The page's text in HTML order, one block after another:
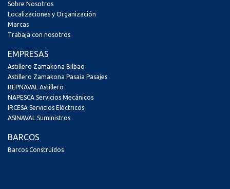
Sobre Nosotros
Localizaciones y Organización
Marcas
Trabaja con nosotros
EMPRESAS
Astillero Zamakona Bilbao
Astillero Zamakona Pasaia Pasajes
REPNAVAL Astillero
NAPESCA Servicios Mecánicos
IRCESA Servicios Eléctricos
ASINAVAL Suministros
BARCOS
Barcos Construídos